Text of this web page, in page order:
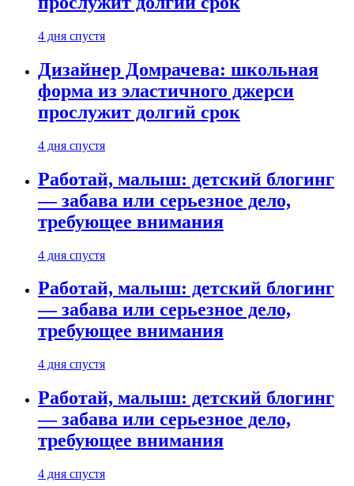
4 дня спустя
Дизайнер Домрачева: школьная
форма из эластичного джерси
прослужит долгий срок
4 дня спустя
Работай, малыш: детский блогинг
— забава или серьезное дело,
требующее внимания
4 дня спустя
Работай, малыш: детский блогинг
— забава или серьезное дело,
требующее внимания
4 дня спустя
Работай, малыш: детский блогинг
— забава или серьезное дело,
требующее внимания
4 дня спустя